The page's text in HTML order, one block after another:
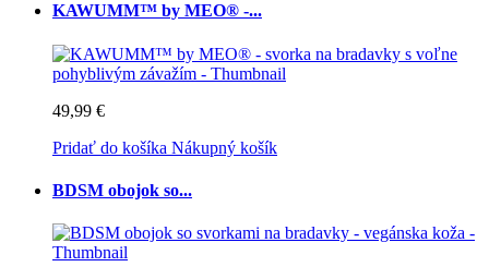
KAWUMM™ by MEO® -...
49,99 €
Pridať do košíka Nákupný košík
BDSM obojok so...